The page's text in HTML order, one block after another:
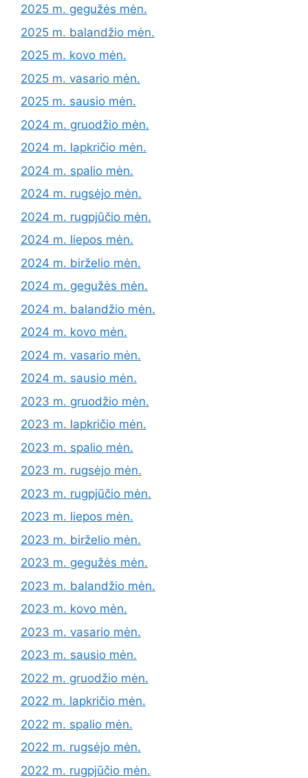
2025 m. gegužės mėn.
2025 m. balandžio mėn.
2025 m. kovo mėn.
2025 m. vasario mėn.
2025 m. sausio mėn.
2024 m. gruodžio mėn.
2024 m. lapkričio mėn.
2024 m. spalio mėn.
2024 m. rugsėjo mėn.
2024 m. rugpjūčio mėn.
2024 m. liepos mėn.
2024 m. birželio mėn.
2024 m. gegužės mėn.
2024 m. balandžio mėn.
2024 m. kovo mėn.
2024 m. vasario mėn.
2024 m. sausio mėn.
2023 m. gruodžio mėn.
2023 m. lapkričio mėn.
2023 m. spalio mėn.
2023 m. rugsėjo mėn.
2023 m. rugpjūčio mėn.
2023 m. liepos mėn.
2023 m. birželio mėn.
2023 m. gegužės mėn.
2023 m. balandžio mėn.
2023 m. kovo mėn.
2023 m. vasario mėn.
2023 m. sausio mėn.
2022 m. gruodžio mėn.
2022 m. lapkričio mėn.
2022 m. spalio mėn.
2022 m. rugsėjo mėn.
2022 m. rugpjūčio mėn.